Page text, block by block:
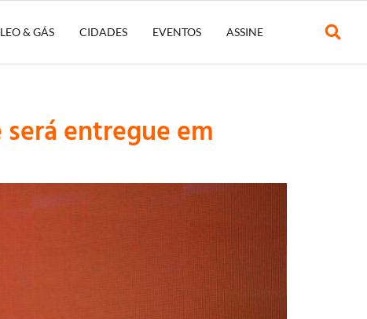
& GÁS CIDADES EVENTOS ASSINE
entregue em